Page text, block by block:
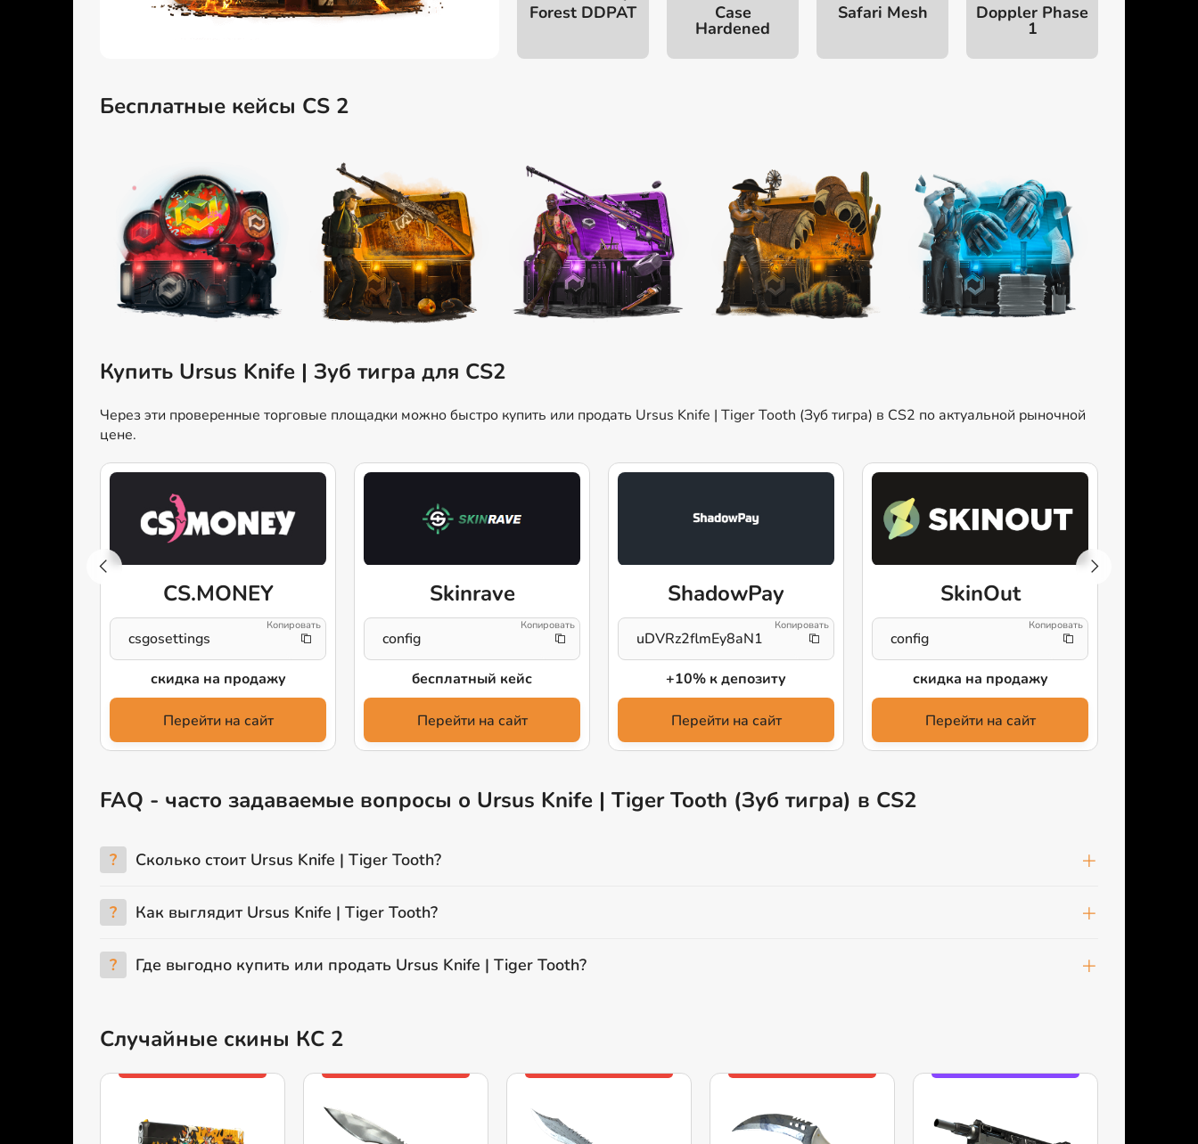
Forest DDPAT Case
Hardened
Safari Mesh Doppler Phase
1
Бесплатные кейсы CS 2
Купить Ursus Knife | Зуб тигра для CS2
Через эти проверенные торговые площадки можно быстро купить или продать Ursus Knife | Tiger Tooth (Зуб тигра) в CS2 по актуальной рыночной
цене.
CS.MONEY
csgosettings
скидка на продажу
Перейти на сайт
Skinrave
config
бесплатный кейс
Перейти на сайт
ShadowPay
uDVRz2flmEy8aN1
+10% к депозиту
Перейти на сайт
SkinOut
config
скидка на продажу
Перейти на сайт
FAQ - часто задаваемые вопросы о Ursus Knife | Tiger Tooth (Зуб тигра) в CS2
? Сколько стоит Ursus Knife | Tiger Tooth?
? Как выглядит Ursus Knife | Tiger Tooth?
? Где выгодно купить или продать Ursus Knife | Tiger Tooth?
Случайные скины КС 2